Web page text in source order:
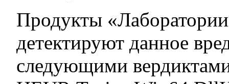
Продукты
детектируют данное
следующими